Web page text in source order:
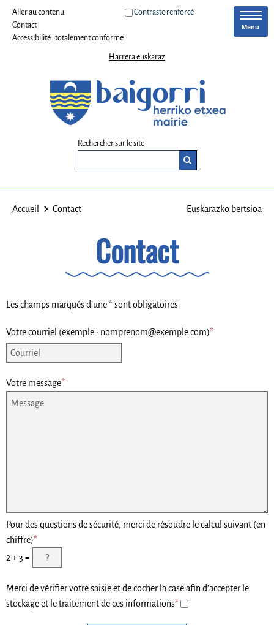
Aller au contenu
Contact
Accessibilité : totalement conforme
Contraste renforcé
Harrera euskaraz
Rechercher sur le site
Menu
Accueil Contact Euskarazko bertsioa
Contact
Les champs marqués d’une * sont obligatoires
Votre courriel (exemple : nomprenom@exemple.com)*
Votre message*
Pour des questions de sécurité, merci de résoudre le calcul suivant (en
chiffre)*
2 +3 =
Merci de vérifier votre saisie et de cocher la case afin d’accepter le
stockage et le traitement de ces informations*